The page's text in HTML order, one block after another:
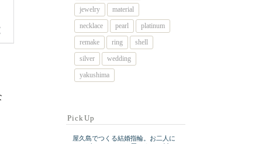
jewelry
material
necklace
pearl
platinum
remake
ring
shell
silver
wedding
yakushima
PickUp
屋久島でつくる結婚指輪。お二人に